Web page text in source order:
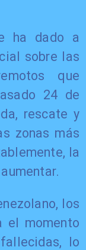
ha dado a
sobre las
que
24 de
rescate y
zonas más
la
los
el momento
lo